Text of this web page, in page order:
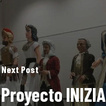
Next Post
Proyecto INIZIA